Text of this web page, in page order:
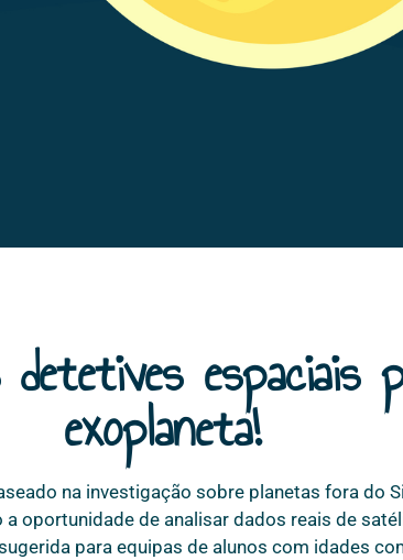
espaciais
exoplaneta!
na investigação sobre planetas fora do
oportunidade de analisar dados reais de
para equipas de alunos com idades